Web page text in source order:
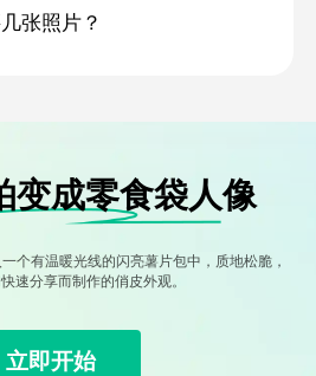
张照片？
变成零食袋人像
个有温暖光线的闪亮薯片包中，质地松脆，
速分享而制作的俏皮外观。
立即开始